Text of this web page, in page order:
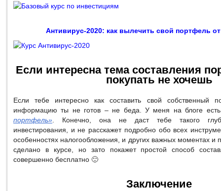
Антивирус-2020: как вылечить свой портфель
Если интересна тема составления
покупать не хочешь
Если тебе интересно как составить свой собственный
информацию ты не готов – не беда. У меня на блоге
портфель» . Конечно, она не даст тебе такого
инвестирования, и не расскажет подробно обо всех
особенностях налогообложения, и других важных моментах и
сделано в курсе, но зато покажет простой способ
совершенно бесплатно 🙂
Заключение